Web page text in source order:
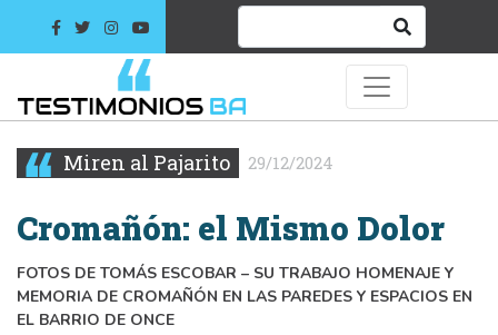
Miren al Pajarito 29/12/2024
Cromañón: el Mismo Dolor
FOTOS DE TOMÁS ESCOBAR – SU TRABAJO HOMENAJE Y
MEMORIA DE CROMAÑÓN EN LAS PAREDES Y ESPACIOS EN
EL BARRIO DE ONCE